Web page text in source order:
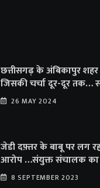
छत्तीसगढ़ के अंबिकापुर
जिसकी चर्चा दूर-दूर तक…
अमेरिका से भी पहुंचा सहयोग
26 MAY 2024
जेडी दफ़्तर के बाबू पर लग
आरोप …संयुक्त संचालक का
शिक्षकों क़ो थमाया संशोधन
8 SEPTEMBER 2023